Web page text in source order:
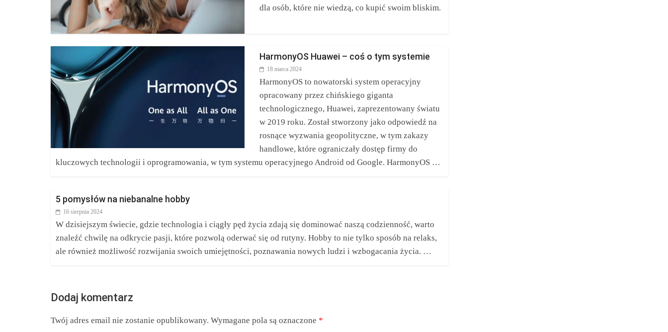
dla osób, które nie wiedzą, co kupić swoim bliskim.
HarmonyOS Huawei – coś o tym systemie
18 marca 2024
HarmonyOS to nowatorski system operacyjny
opracowany przez chińskiego giganta
technologicznego, Huawei, zaprezentowany światu
w 2019 roku. Został stworzony jako odpowiedź na
rosnące wyzwania geopolityczne, w tym zakazy
handlowe, które ograniczały dostęp firmy do
kluczowych technologii i oprogramowania, w tym systemu operacyjnego Android od Google. HarmonyOS …
5 pomysłów na niebanalne hobby
16 sierpnia 2024
W dzisiejszym świecie, gdzie technologia i ciągły pęd życia zdają się dominować naszą codzienność, warto
znaleźć chwilę na odkrycie pasji, które pozwolą oderwać się od rutyny. Hobby to nie tylko sposób na relaks,
ale również możliwość rozwijania swoich umiejętności, poznawania nowych ludzi i wzbogacania życia. …
Dodaj komentarz
Twój adres email nie zostanie opublikowany. Wymagane pola są oznaczone *